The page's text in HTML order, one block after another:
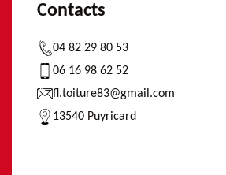
Contacts
04 82 29 80 53
06 16 98 62 52
fl.toiture83@gmail.com
13540 Puyricard